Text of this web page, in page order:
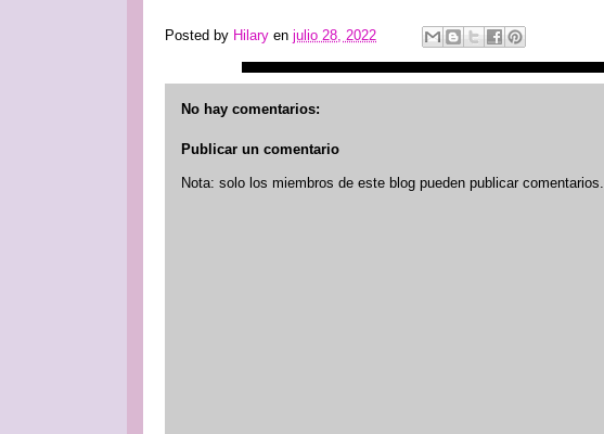
Posted by Hilary en julio 28, 2022
No hay comentarios:
Publicar un comentario
Nota: solo los miembros de este blog pueden publicar comentarios.